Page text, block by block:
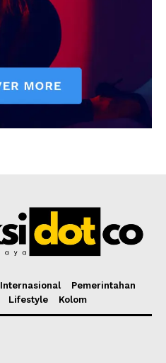
Internasional
Pemerintahan
Lifestyle Kolom